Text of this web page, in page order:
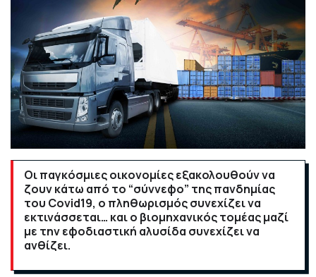
Οι παγκόσμιες οικονομίες εξακολουθούν να
ζουν κάτω από το “σύννεφο” της πανδημίας
του Covid19, ο πληθωρισμός συνεχίζει να
εκτινάσσεται… και ο βιομηχανικός τομέας μαζί
με την εφοδιαστική αλυσίδα συνεχίζει να
ανθίζει.